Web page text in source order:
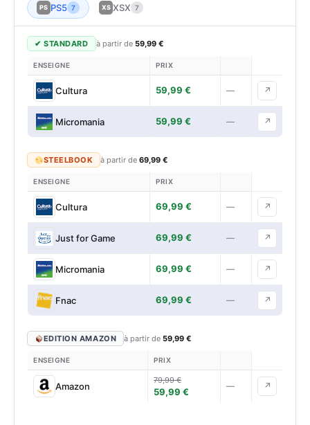
PS PS5 7 XS XSX 7
✔ STANDARD à partir de 59,99 €
ENSEIGNE PRIX
Cultura 59,99 € — ↗
Micromania 59,99 € — ↗
STEELBOOK à partir de69,99 €
ENSEIGNE PRIX
Cultura 69,99 € — ↗
Just for Game 69,99 € — ↗
Micromania 69,99 € — ↗
Fnac 69,99 € — ↗
EDITION AMAZON à partir de59,99 €
ENSEIGNE PRIX
Amazon
79,99 €
59,99 €
— ↗